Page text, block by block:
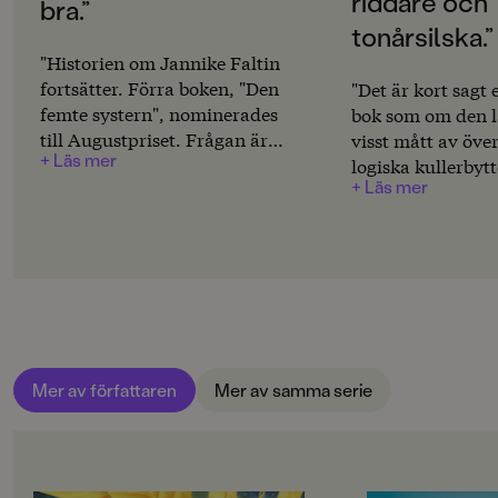
Jannike Faltin
PUBLICERINGSDATUM
2009-09-10
CE-MÄRKNING
Nej
bra.”
"Historien om Jannike Faltin
fortsätter. Förra boken, "Den
femte systern", nominerades
till Augustpriset. Frågan är
om inte andra delen till och
+ Läs mer
tonårsilska.”
"Det är kort sagt
bok som om den
visst mått av
logiska
+ Läs mer
Mer av författaren Mer av samma serie